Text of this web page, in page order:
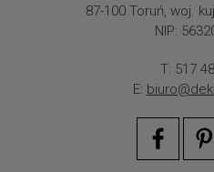
87-100 Toruń, woj.
NIP:
T: 517
E: